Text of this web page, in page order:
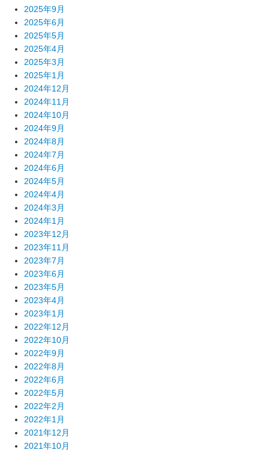
2025年9月
2025年6月
2025年5月
2025年4月
2025年3月
2025年1月
2024年12月
2024年11月
2024年10月
2024年9月
2024年8月
2024年7月
2024年6月
2024年5月
2024年4月
2024年3月
2024年1月
2023年12月
2023年11月
2023年7月
2023年6月
2023年5月
2023年4月
2023年1月
2022年12月
2022年10月
2022年9月
2022年8月
2022年6月
2022年5月
2022年2月
2022年1月
2021年12月
2021年10月